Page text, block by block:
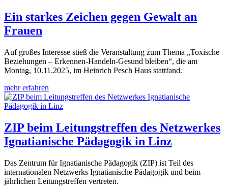
Ein starkes Zeichen gegen Gewalt an
Frauen
Auf großes Interesse stieß die Veranstaltung zum Thema „Toxische
Beziehungen – Erkennen-Handeln-Gesund bleiben“, die am
Montag, 10.11.2025, im Heinrich Pesch Haus stattfand.
mehr erfahren
ZIP beim Leitungstreffen des Netzwerkes
Ignatianische Pädagogik in Linz
Das Zentrum für Ignatianische Pädagogik (ZIP) ist Teil des
internationalen Netzwerks Ignatianische Pädagogik und beim
jährlichen Leitungstreffen vertreten.